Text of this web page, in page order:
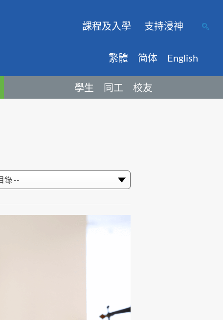
課程及入學 支持浸神
繁體 简体 English
學生 同工 校友